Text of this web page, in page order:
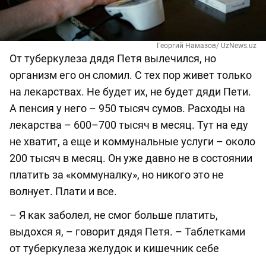
Георгий Намазов/ UzNews.uz
От туберкулеза дядя Петя вылечился, но
организм его он сломил. С тех пор живет только
на лекарствах. Не будет их, не будет дяди Пети.
А пенсия у него – 950 тысяч сумов. Расходы на
лекарства – 600–700 тысяч в месяц. Тут на еду
не хватит, а еще и коммунальные услуги – около
200 тысяч в месяц. Он уже давно не в состоянии
платить за «коммуналку», но никого это не
волнует. Плати и все.
– Я как заболел, не смог больше платить,
выдохся я, – говорит дядя Петя. – Таблетками
от туберкулеза желудок и кишечник себе